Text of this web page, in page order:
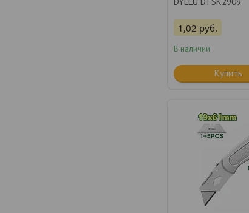
1,02 руб.
В наличии
Купить